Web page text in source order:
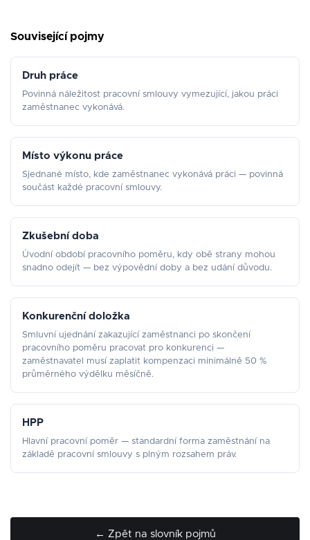
Související pojmy
Druh práce
Povinná náležitost pracovní smlouvy vymezující, jakou práci
zaměstnanec vykonává.
Místo výkonu práce
Sjednané místo, kde zaměstnanec vykonává práci — povinná
součást každé pracovní smlouvy.
Zkušební doba
Úvodní období pracovního poměru, kdy obě strany mohou
snadno odejít — bez výpovědní doby a bez udání důvodu.
Konkurenční doložka
Smluvní ujednání zakazující zaměstnanci po skončení
pracovního poměru pracovat pro konkurenci —
zaměstnavatel musí zaplatit kompenzaci minimálně 50 %
průměrného výdělku měsíčně.
HPP
Hlavní pracovní poměr — standardní forma zaměstnání na
základě pracovní smlouvy s plným rozsahem práv.
← Zpět na slovník pojmů